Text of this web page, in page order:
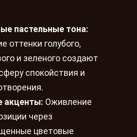
пастельные тона:
оттенки голубого,
и зеленого создают
спокойствия и
акценты: Оживление
через
цветовые